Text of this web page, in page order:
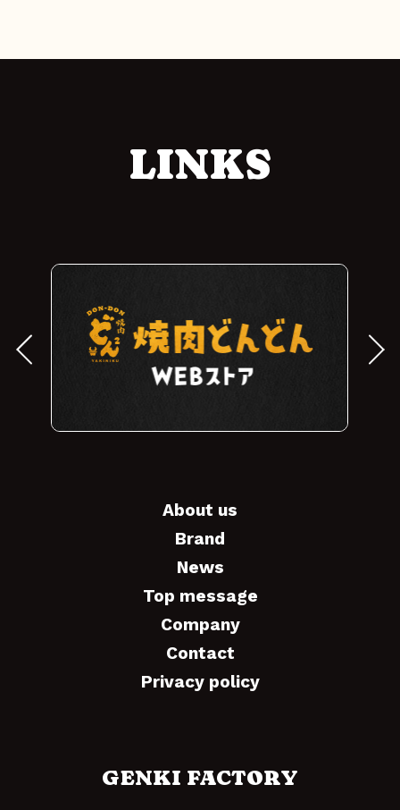
LINKS
About us
Brand
News
Top message
Company
Contact
Privacy policy
GENKI FACTORY